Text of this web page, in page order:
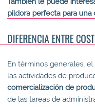
píldora perfecta para una
DIFERENCIA ENTRE
En términos generales,
las actividades de
comercialización de
de las tareas de